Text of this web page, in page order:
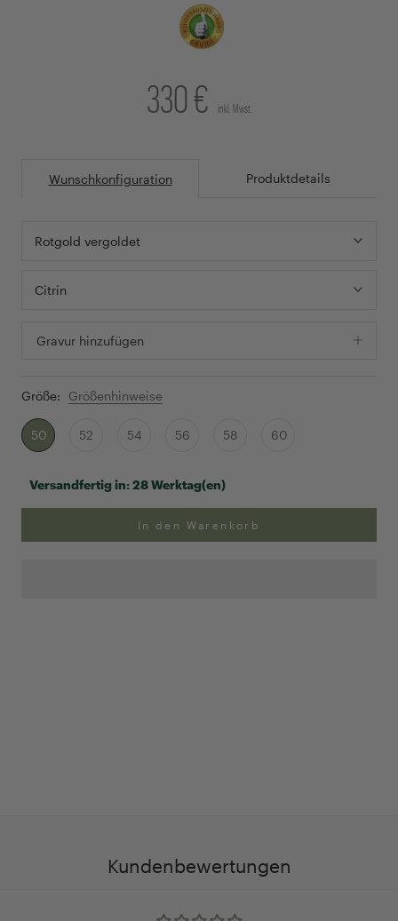
330 € inkl. Mwst.
Wunschkonfiguration Produktdetails
Rotgold vergoldet
Citrin
Gravur hinzufügen
Größe: Größenhinweise
50 52 54 56 58 60
Versandfertig in:28 Werktag(en)
In den Warenkorb
Kundenbewertungen